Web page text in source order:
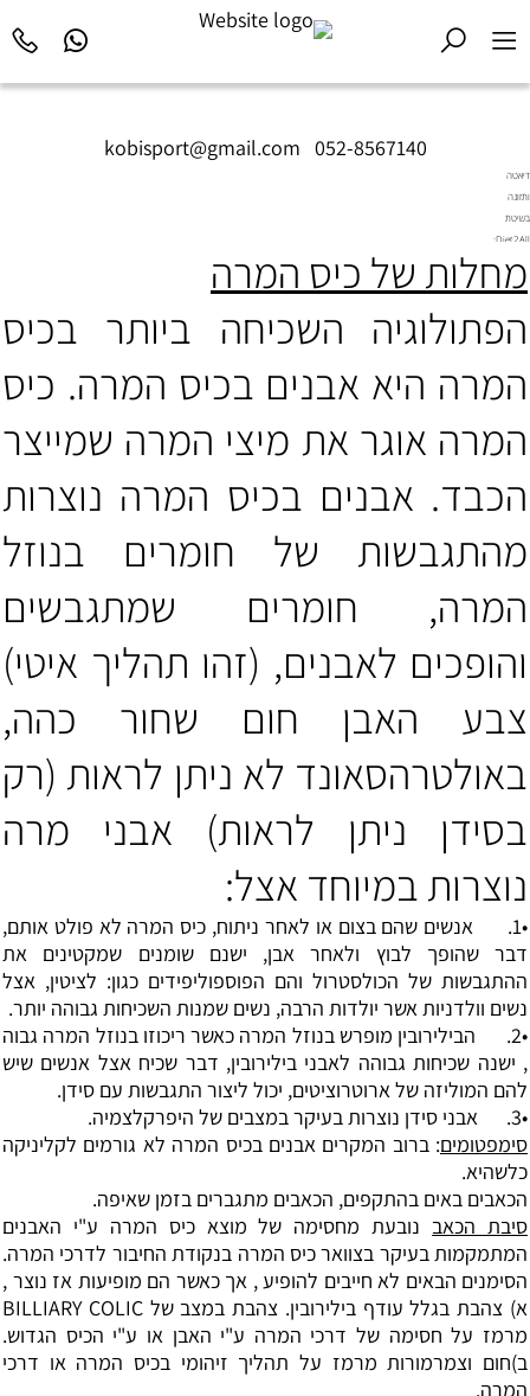
kobisport@gmail.com 052-8567140
דיאטה
ותזונה
בשיטת
Diet2All:
שמאחורי
המושלם.
מחלות של כיס המרה
הפתולוגיה השכיחה ביותר בכיס
המרה היא אבנים בכיס המרה. כיס
המרה אוגר את מיצי המרה שמייצר
הכבד. אבנים בכיס המרה נוצרות
מהתגבשות של חומרים בנוזל
המרה, חומרים שמתגבשים
והופכים לאבנים, (זהו תהליך איטי)
צבע האבן חום שחור כהה,
באולטרהסאונד לא ניתן לראות (רק
בסידן ניתן לראות) אבני מרה
נוצרות במיוחד אצל:
•1. אנשים שהם בצום או לאחר ניתוח, כיס המרה לא פולט אותם,
דבר שהופך לבוץ ולאחר אבן, ישנם שומנים שמקטינים את
ההתגבשות של הכולסטרול והם הפוספוליפידים כגון: לציטין, אצל
נשים וולדניות אשר יולדות הרבה, נשים שמנות השכיחות גבוהה יותר.
•2. הבילירובין מופרש בנוזל המרה כאשר ריכוזו בנוזל המרה גבוה
, ישנה שכיחות גבוהה לאבני בילירובין, דבר שכיח אצל אנשים שיש
להם המוליזה של ארוטרוציטים, יכול ליצור התגבשות עם סידן.
•3. אבני סידן נוצרות בעיקר במצבים של היפרקלצמיה.
סימפטומים: ברוב המקרים אבנים בכיס המרה לא גורמים לקליניקה
כלשהיא.
הכאבים באים בהתקפים, הכאבים מתגברים בזמן שאיפה.
סיבת הכאב נובעת מחסימה של מוצא כיס המרה ע"י האבנים
המתמקמות בעיקר בצוואר כיס המרה בנקודת החיבור לדרכי המרה.
הסימנים הבאים לא חייבים להופיע , אך כאשר הם מופיעות אז נוצר ,
א) צהבת בגלל עודף בילירובין. צהבת במצב של BILLIARY COLIC
מרמז על חסימה של דרכי המרה ע"י האבן או ע"י הכיס הגדוש.
ב)חום וצמרמורות מרמז על תהליך זיהומי בכיס המרה או דרכי
המרה.